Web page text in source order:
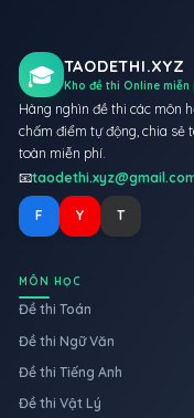
🎓 TAODETHI.XYZ
Kho đề thi Online miễn
Hàng nghìn đề thi các môn
chấm điểm tự động, chia sẻ
toàn miễn phí.
📧
F Y T
MÔN HỌC
Đề thi Toán
Đề thi Ngữ Văn
Đề thi Tiếng Anh
Đề thi Vật Lý